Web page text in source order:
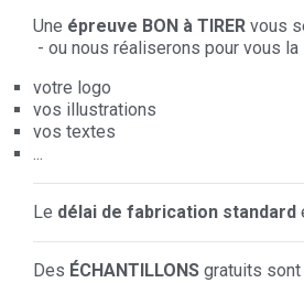
Une épreuve BON à TIRER vous
- ou nous réaliserons pour vous la
votre logo
vos illustrations
vos textes
...
Le délai de fabrication standard
Des ÉCHANTILLONS gratuits